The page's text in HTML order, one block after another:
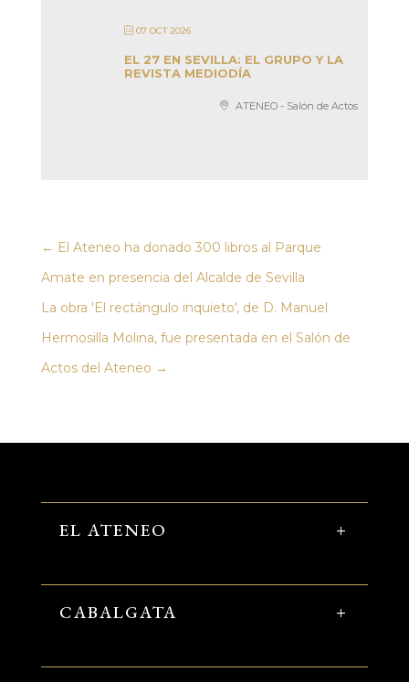
07 OCT 2026
EL 27 EN SEVILLA: EL GRUPO Y LA
REVISTA MEDIODÍA
ATENEO - Salón de Actos
← El Ateneo ha donado 300 libros al Parque
Amate en presencia del Alcalde de Sevilla
La obra 'El rectángulo inquieto', de D. Manuel
Hermosilla Molina, fue presentada en el Salón de
Actos del Ateneo →
EL ATENEO
CABALGATA